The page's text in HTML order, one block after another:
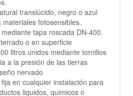
translúcido, negro o azul
fotosensibles.
tapa roscada DN-400.
o en superficie
litros unidos mediante tornillos
a la presión de las tierras
nervado
en cualquier instalación para
li­quidos, quimicos o